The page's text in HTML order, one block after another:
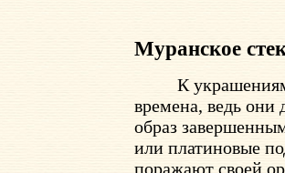
Муранское
К
времена, ведь
образ
или платиновые
поражают своей